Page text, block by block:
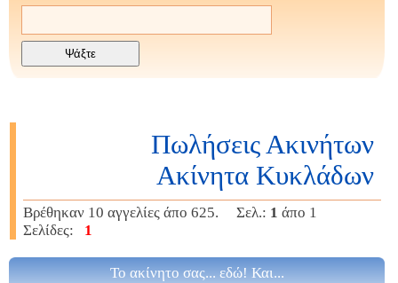
Πωλήσεις Ακινήτων
Ακίνητα Κυκλάδων
Βρέθηκαν 10 αγγελίες άπο 625. Σελ.: 1 άπο 1
Σελίδες:
1
Το ακίνητο σας... εδώ! Και...